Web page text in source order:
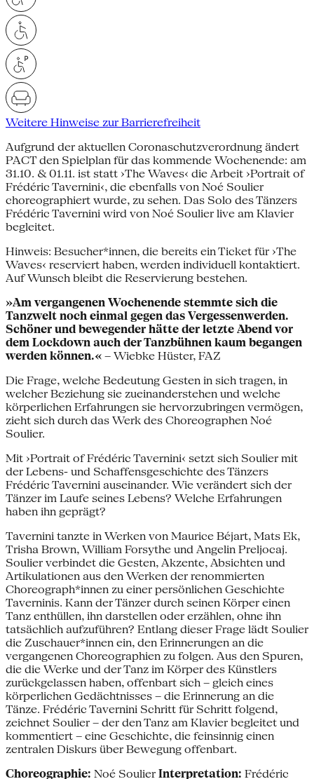
Weitere Hinweise zur Barrierefreiheit
Aufgrund der aktuellen Coronaschutzverordnung ändert
PACT den Spielplan für das kommende Wochenende: am
31.10. & 01.11. ist statt ›The Waves‹ die Arbeit ›Portrait of
Frédéric Tavernini‹, die ebenfalls von Noé Soulier
choreographiert wurde, zu sehen. Das Solo des Tänzers
Frédéric Tavernini wird von Noé Soulier live am Klavier
begleitet.
Hinweis: Besucher*innen, die bereits ein Ticket für ›The
Waves‹ reserviert haben, werden individuell kontaktiert.
Auf Wunsch bleibt die Reservierung bestehen.
»Am vergangenen Wochenende stemmte sich die
Tanzwelt noch einmal gegen das Vergessenwerden.
Schöner und bewegender hätte der letzte Abend vor
dem Lockdown auch der Tanzbühnen kaum begangen
werden können.« – Wiebke Hüster, FAZ
Die Frage, welche Bedeutung Gesten in sich tragen, in
welcher Beziehung sie zueinanderstehen und welche
körperlichen Erfahrungen sie hervorzubringen vermögen,
zieht sich durch das Werk des Choreographen Noé
Soulier.
Mit ›Portrait of Frédéric Tavernini‹ setzt sich Soulier mit
der Lebens- und Schaffensgeschichte des Tänzers
Frédéric Tavernini auseinander. Wie verändert sich der
Tänzer im Laufe seines Lebens? Welche Erfahrungen
haben ihn geprägt?
Tavernini tanzte in Werken von Maurice Béjart, Mats Ek,
Trisha Brown, William Forsythe und Angelin Preljocaj.
Soulier verbindet die Gesten, Akzente, Absichten und
Artikulationen aus den Werken der renommierten
Choreograph*innen zu einer persönlichen Geschichte
Taverninis. Kann der Tänzer durch seinen Körper einen
Tanz enthüllen, ihn darstellen oder erzählen, ohne ihn
tatsächlich aufzuführen? Entlang dieser Frage lädt Soulier
die Zuschauer*innen ein, den Erinnerungen an die
vergangenen Choreographien zu folgen. Aus den Spuren,
die die Werke und der Tanz im Körper des Künstlers
zurückgelassen haben, offenbart sich – gleich eines
körperlichen Gedächtnisses – die Erinnerung an die
Tänze. Frédéric Tavernini Schritt für Schritt folgend,
zeichnet Soulier – der den Tanz am Klavier begleitet und
kommentiert – eine Geschichte, die feinsinnig einen
zentralen Diskurs über Bewegung offenbart.
Choreographie: Noé Soulier Interpretation: Frédéric